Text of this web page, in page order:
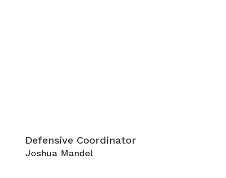
Defensive Coordinator
Joshua Mandel